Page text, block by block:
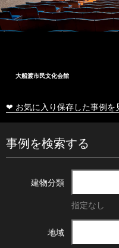
大船渡市民文化会館
❤ お気に入り保存した事例を
事例を検索する
建物分類
指定なし
地域